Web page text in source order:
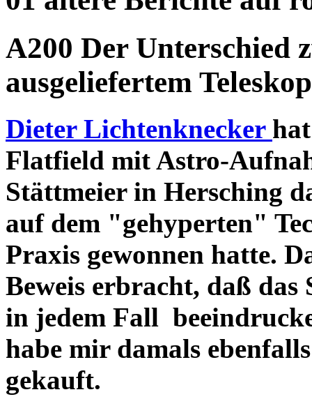
A200 Der Unterschied
ausgeliefertem
Dieter Lichtenknecker
Flatfield mit Astro-
Stättmeier in Hersching
auf dem "gehyperten"
Praxis gewonnen hatte.
Beweis erbracht, daß das
in jedem Fall
habe mir damals
gekauft.